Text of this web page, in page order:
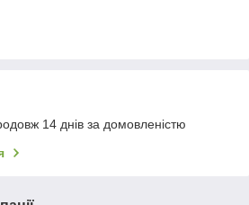
14 днів за домовленістю